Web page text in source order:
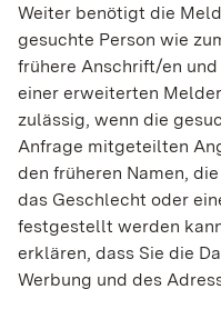
Weiter benötigt die
gesuchte Person wie
frühere Anschrift/en
einer erweiterten
zulässig, wenn die
Anfrage mitgeteilten
den früheren Namen,
das Geschlecht oder
festgestellt werden
erklären, dass Sie die
Werbung und des